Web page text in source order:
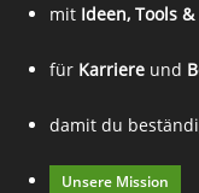
mit Ideen, Tools &
für Karriere und
damit du
Unsere Mission